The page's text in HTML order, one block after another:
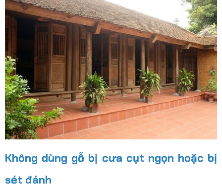
Không dùng gỗ bị cưa cụt ngọn hoặc bị
sét đánh